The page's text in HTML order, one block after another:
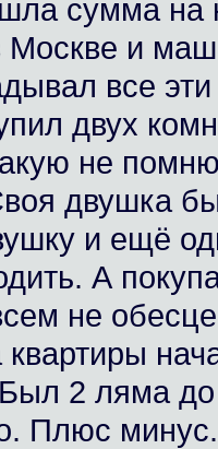
сумма на
Москве и
все
двух
не
двушка
и ещё
А
не
квартиры
2 ляма
Плюс минус.